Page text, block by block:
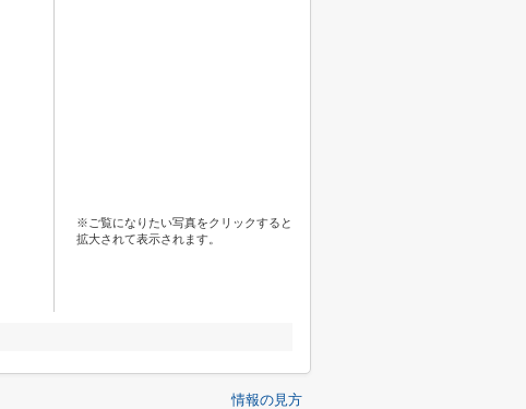
※ご覧になりたい写真をクリックすると
拡大されて表示されます。
情報の見方